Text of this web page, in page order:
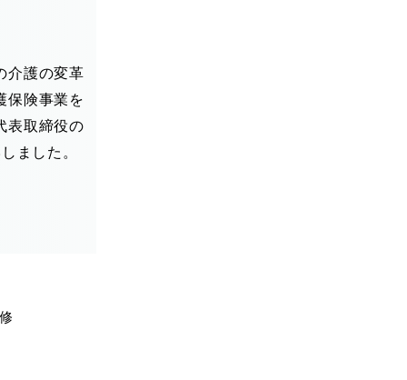
介護の変革
保険事業を
表取締役の
ました。